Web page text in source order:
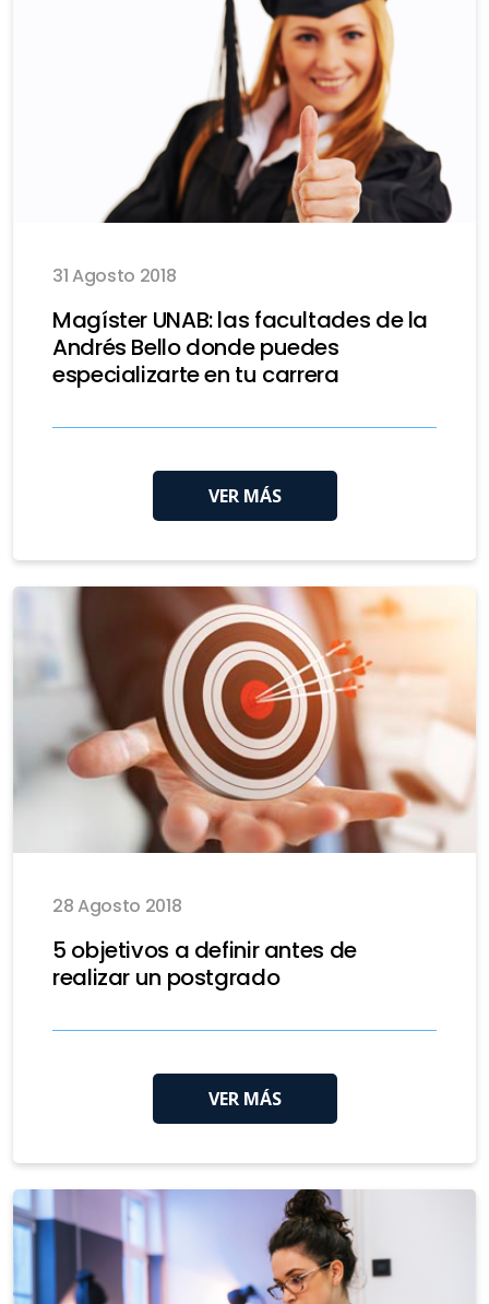
31 Agosto 2018
Magíster UNAB: las facultades de la
Andrés Bello donde puedes
especializarte en tu carrera
VER MÁS
28 Agosto 2018
5 objetivos a definir antes de
realizar un postgrado
VER MÁS